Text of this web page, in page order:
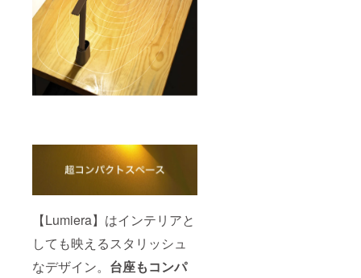
【Lumiera】はインテリアと
しても映えるスタリッシュ
なデザイン。 台座もコンパ